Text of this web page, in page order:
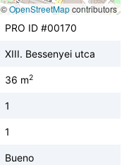
©OpenStreetMapcontributors
PRO ID #00170
XIII. Bessenyei utca
36 m2
1
1
Bueno